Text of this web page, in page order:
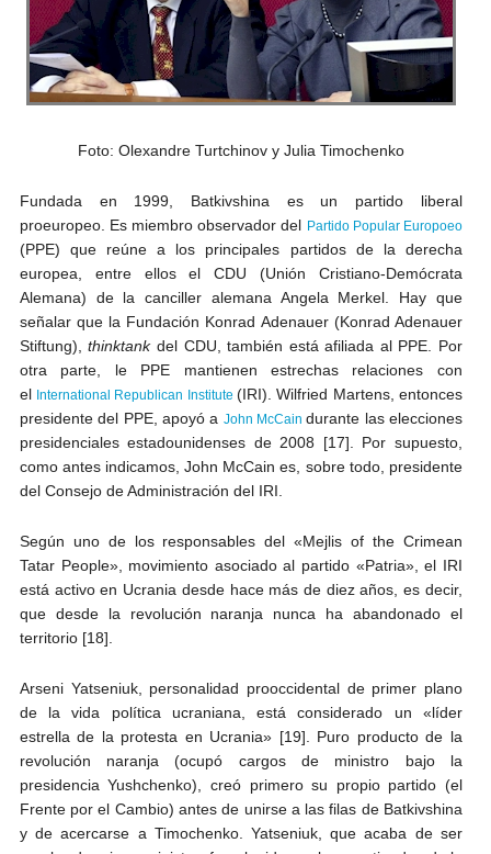
Foto: Olexandre Turtchinov y Julia Timochenko
Fundada en 1999, Batkivshina es un partido liberal
proeuropeo. Es miembro observador del Partido Popular Europoeo
(PPE) que reúne a los principales partidos de la derecha
europea, entre ellos el CDU (Unión Cristiano-Demócrata
Alemana) de la canciller alemana Angela Merkel. Hay que
señalar que la Fundación Konrad Adenauer (Konrad Adenauer
Stiftung),thinktankdel CDU, también está afiliada al PPE. Por
otra parte, le PPE mantienen estrechas relaciones con
el International Republican Institute(IRI). Wilfried Martens, entonces
presidente del PPE, apoyó a John McCaindurante las elecciones
presidenciales estadounidenses de 2008 [17]. Por supuesto,
como antes indicamos, John McCain es, sobre todo, presidente
del Consejo de Administración del IRI.
Según uno de los responsables del «Mejlis of the Crimean
Tatar People», movimiento asociado al partido «Patria», el IRI
está activo en Ucrania desde hace más de diez años, es decir,
que desde la revolución naranja nunca ha abandonado el
territorio [18].
Arseni Yatseniuk, personalidad prooccidental de primer plano
de la vida política ucraniana, está considerado un «líder
estrella de la protesta en Ucrania» [19]. Puro producto de la
revolución naranja (ocupó cargos de ministro bajo la
presidencia Yushchenko), creó primero su propio partido (el
Frente por el Cambio) antes de unirse a las filas de Batkivshina
y de acercarse a Timochenko. Yatseniuk, que acaba de ser